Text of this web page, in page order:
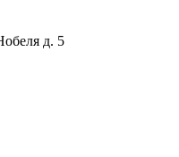
д. 5